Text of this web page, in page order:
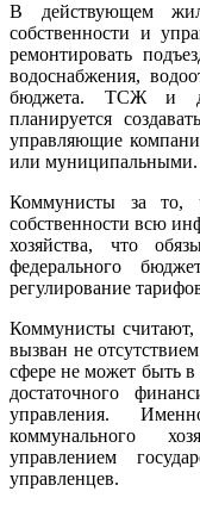
В действующем
собственности и
ремонтировать
водоснабжения,
бюджета. ТСЖ и
планируется
управляющие
или муниципальными.
Коммунисты за то,
собственности всю
хозяйства, что
федерального
регулирование
Коммунисты считают,
вызван не
сфере не может быть
достаточного
управления.
коммунального
управлением
управленцев.